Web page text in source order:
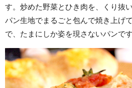
す。炒めた野菜とひき肉を、くり抜
パン生地でまるごと包んで焼き上げ
で、たまにしか姿を現さないパンです